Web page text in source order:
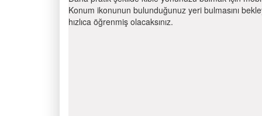
Konum ikonunun bulunduğunuz yeri bulmasını
hızlıca öğrenmiş olacaksınız.